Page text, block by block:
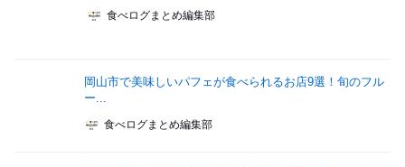
食べログまとめ編集部
岡山市で美味しいパフェが食べられるお店9選！旬のフル
ー...
食べログまとめ編集部